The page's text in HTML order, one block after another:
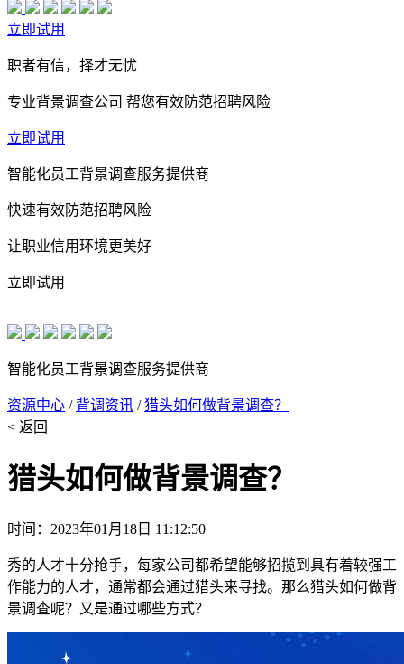
立即试用
职者有信，择才无忧
专业背景调查公司 帮您有效防范招聘风险
立即试用
智能化员工背景调查服务提供商
快速有效防范招聘风险
让职业信用环境更美好
立即试用
智能化员工背景调查服务提供商
资源中心 / 背调资讯 /猎头如何做背景调查？
< 返回
猎头如何做背景调查？
时间：2023年01月18日 11:12:50
秀的人才十分抢手，每家公司都希望能够招揽到具有着较强工
作能力的人才，通常都会通过猎头来寻找。那么猎头如何做背
景调查呢？又是通过哪些方式？